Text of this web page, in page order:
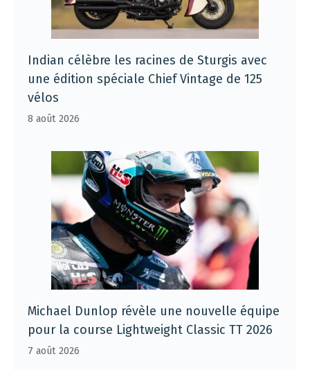
Indian célèbre les racines de Sturgis avec
une édition spéciale Chief Vintage de 125
vélos
8 août 2026
Michael Dunlop révèle une nouvelle équipe
pour la course Lightweight Classic TT 2026
7 août 2026